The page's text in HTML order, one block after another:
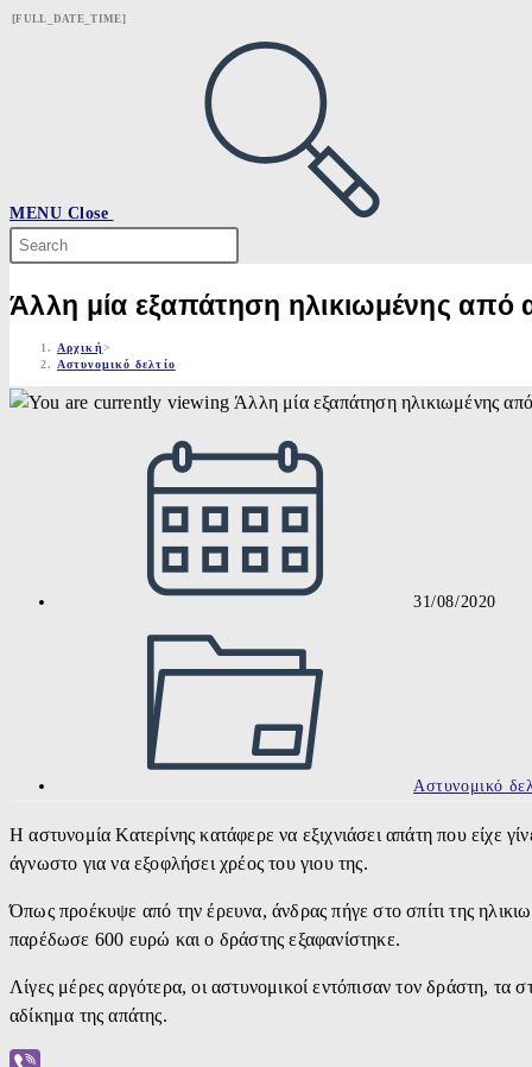
Skip
[FULL_DATE_TIME]
MENU Close
Search
this
website
Άλλη μία εξαπάτηση ηλικιωμένης από
Αρχική>
Αστυνομικό δελτίο
31/08/2020
Αστυνομικό
Η αστυνομία Κατερίνης κατάφερε να εξιχνιάσει απάτη που είχε
άγνωστο για να εξοφλήσει χρέος του γιου της.
Όπως προέκυψε από την έρευνα, άνδρας πήγε στο σπίτι της
παρέδωσε 600 ευρώ και ο δράστης εξαφανίστηκε.
Λίγες μέρες αργότερα, οι αστυνομικοί εντόπισαν τον δράστη, τα
αδίκημα της απάτης.